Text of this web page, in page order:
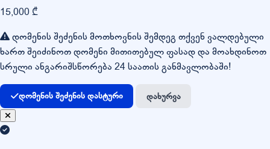
15,000 ₾
დომენის შეძენის მოთხოვნის შემდეგ თქვენ ვალდებული
ხართ შეიძინოთ დომენი მითითებულ ფასად და მოახდინოთ
სრული ანგარიშსწორება 24 საათის განმავლობაში!
დომენის შეძენის დასტური დახურვა